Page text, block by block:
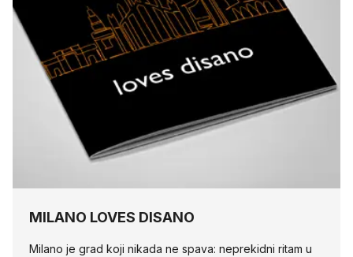
MILANO LOVES DISANO
Milano je grad koji nikada ne spava: neprekidni ritam u